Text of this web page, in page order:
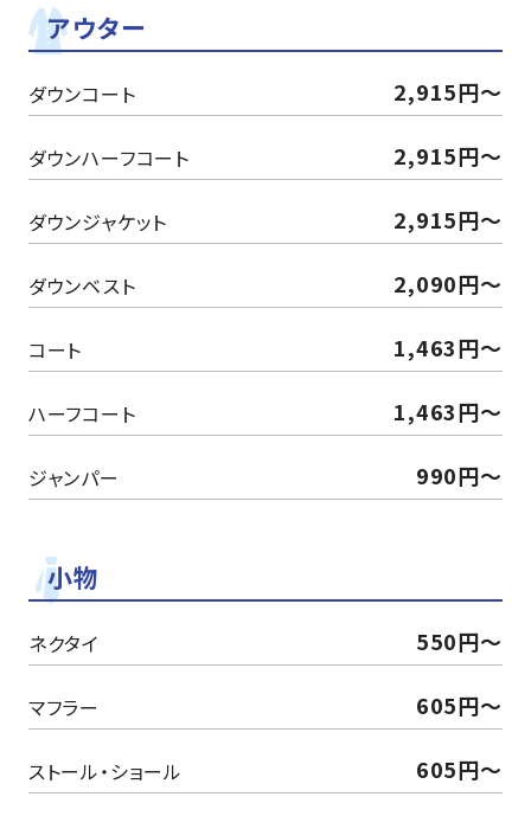
アウター
ダウンコート 2,915円～
ダウンハーフコート 2,915円～
ダウンジャケット 2,915円～
ダウンベスト 2,090円～
コート 1,463円～
ハーフコート 1,463円～
ジャンパー 990円～
小物
ネクタイ 550円～
マフラー 605円～
ストール・ショール 605円～